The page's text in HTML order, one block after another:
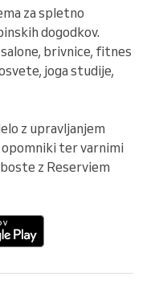
za spletno
dogodkov.
brivnice, fitnes
joga studije,
z upravljanjem
ter varnimi
z Reserviem